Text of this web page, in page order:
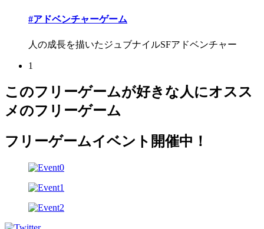
#アドベンチャーゲーム
人の成長を描いたジュブナイルSFアドベンチャー
1
このフリーゲームが好きな人にオスス
メのフリーゲーム
フリーゲームイベント開催中！